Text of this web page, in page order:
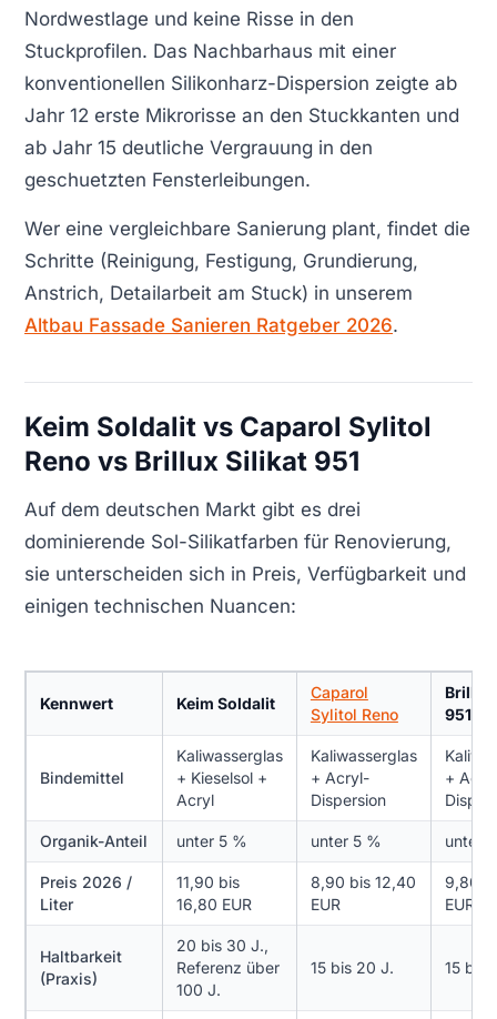
Nordwestlage und keine Risse in den
Stuckprofilen. Das Nachbarhaus mit einer
konventionellen Silikonharz-Dispersion zeigte ab
Jahr 12 erste Mikrorisse an den Stuckkanten und
ab Jahr 15 deutliche Vergrauung in den
geschuetzten Fensterleibungen.
Wer eine vergleichbare Sanierung plant, findet die
Schritte (Reinigung, Festigung, Grundierung,
Anstrich, Detailarbeit am Stuck) in unserem
Altbau Fassade Sanieren Ratgeber 2026.
Keim Soldalit vs Caparol Sylitol
Reno vs Brillux Silikat 951
Auf dem deutschen Markt gibt es drei
dominierende Sol-Silikatfarben für Renovierung,
sie unterscheiden sich in Preis, Verfügbarkeit und
einigen technischen Nuancen:
Kennwert Keim Soldalit
Caparol
Sylitol Reno
Brillux
951
Bindemittel
Kaliwasserglas
+ Kieselsol +
Acryl
Kaliwasserglas
+ Acryl-
Dispersion
+
Organik-Anteil unter 5 % unter 5 % unter
Preis 2026 /
Liter
11,90 bis
16,80 EUR
8,90 bis 12,40
EUR
9,80
EUR
Haltbarkeit
(Praxis)
20 bis 30 J.,
Referenz über
100 J.
15 bis 20 J. 15 bis